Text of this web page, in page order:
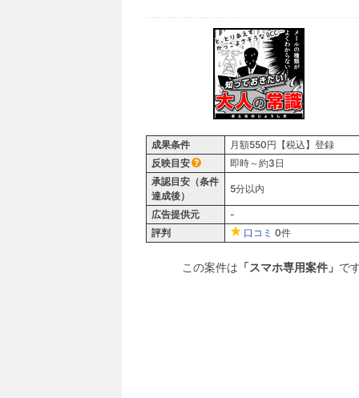
成果条件
月額550円【税込】登録
反映目安
即時～約3日
承認目安（条件
達成後）
5分以内
広告提供元
-
評判
口コミ 0件
この案件は 「スマホ専用案件」 で